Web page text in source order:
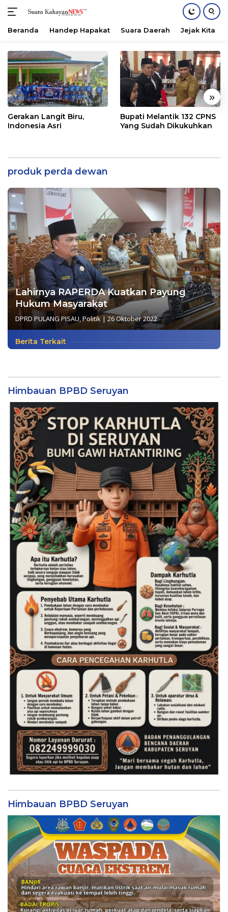
konten
Beranda Handep Hapakat Suara Daerah Jejak Kita
« »
Gerakan Langit Biru,
Indonesia Asri
Bupati Melantik 132 CPNS
Yang Sudah Dikukuhkan
produk perda dewan
Lahirnya RAPERDA Kuatkan Payung
Hukum Masyarakat
DPRD PULANG PISAU,Politik | 26 Oktober 2022
Berita Terkait
Himbauan BPBD Seruyan
Himbauan BPBD Seruyan